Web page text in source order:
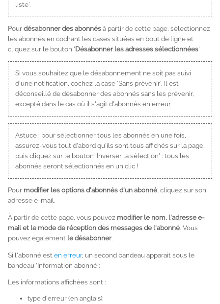
liste'.
Pourdésabonner des abonnésà partir de cette page, sélectionnez
les abonnés en cochant les cases situées en bout de ligne et
cliquez sur le bouton 'Désabonner les adresses sélectionnées'.
Si vous souhaitez que le désabonnement ne soit pas suivi
d'une notification, cochez la case 'Sans prévenir'. Il est
déconseillé de désabonner des abonnés sans les prévenir,
excepté dans le cas où il s'agit d'abonnés en erreur.
Astuce : pour sélectionner tous les abonnés en une fois,
assurez-vous tout d'abord qu'ils sont tous affichés sur la page,
puis cliquez sur le bouton 'Inverser la sélection' : tous les
abonnés seront sélectionnés en un clic !
Pour modifier les options d'abonnés d'un abonné, cliquez sur son
adresse e-mail.
À partir de cette page, vous pouvez modifier le nom, l'adresse e-
mail et le mode de réception des messages de l'abonné . Vous
pouvez également le désabonner
Si l'abonné est en erreur, un second bandeau apparaît sous le
bandeau 'Information abonné':
Les informations affichées sont :
type d'erreur (en anglais);